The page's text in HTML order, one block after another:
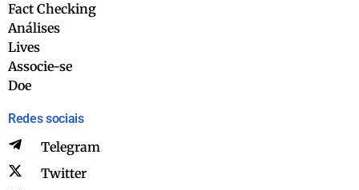
Fact Checking
Análises
Lives
Associe-se
Doe
Redes sociais
Telegram
Twitter